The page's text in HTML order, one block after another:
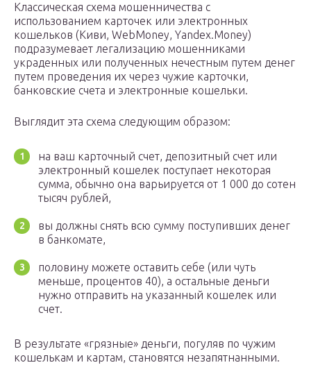
Классическая схема мошенничества с
использованием карточек или электронных
кошельков (Киви, WebMoney, Yandex.Money)
подразумевает легализацию мошенниками
украденных или полученных нечестным путем денег
путем проведения их через чужие карточки,
банковские счета и электронные кошельки.
Выглядит эта схема следующим образом:
на ваш карточный счет, депозитный счет или
электронный кошелек поступает некоторая
сумма, обычно она варьируется от 1 000 до сотен
тысяч рублей,
вы должны снять всю сумму поступивших денег
в банкомате,
половину можете оставить себе (или чуть
меньше, процентов 40), а остальные деньги
нужно отправить на указанный кошелек или
счет.
В результате «грязные» деньги, погуляв по чужим
кошелькам и картам, становятся незапятнанными.